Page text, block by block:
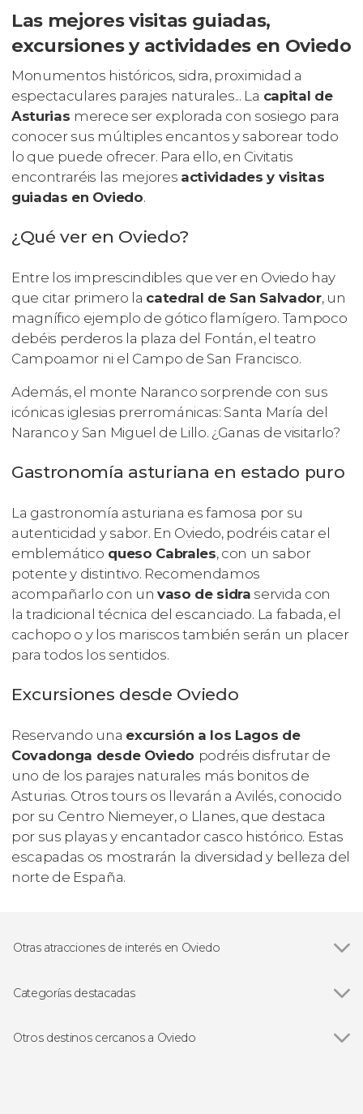
Las mejores visitas guiadas,
excursiones y actividades en Oviedo
Monumentos históricos, sidra, proximidad a
espectaculares parajes naturales... La capital de
Asturias merece ser explorada con sosiego para
conocer sus múltiples encantos y saborear todo
lo que puede ofrecer. Para ello, en Civitatis
encontraréis las mejores actividades y visitas
guiadas en Oviedo.
¿Qué ver en Oviedo?
Entre los imprescindibles que ver en Oviedo hay
que citar primero la catedral de San Salvador, un
magnífico ejemplo de gótico flamígero. Tampoco
debéis perderos la plaza del Fontán, el teatro
Campoamor ni el Campo de San Francisco.
Además, el monte Naranco sorprende con sus
icónicas iglesias prerrománicas: Santa María del
Naranco y San Miguel de Lillo. ¿Ganas de visitarlo?
Gastronomía asturiana en estado puro
La gastronomía asturiana es famosa por su
autenticidad y sabor. En Oviedo, podréis catar el
emblemático queso Cabrales, con un sabor
potente y distintivo. Recomendamos
acompañarlo con un vaso de sidra servida con
la tradicional técnica del escanciado. La fabada, el
cachopo o y los mariscos también serán un placer
para todos los sentidos.
Excursiones desde Oviedo
Reservando una excursión a los Lagos de
Covadonga desde Oviedo podréis disfrutar de
uno de los parajes naturales más bonitos de
Asturias. Otros tours os llevarán a Avilés, conocido
por su Centro Niemeyer, o Llanes, que destaca
por sus playas y encantador casco histórico. Estas
escapadas os mostrarán la diversidad y belleza del
norte de España.
Otras atracciones de interés en Oviedo
Categorías destacadas
Free tours en Oviedo
Otros destinos cercanos a Oviedo